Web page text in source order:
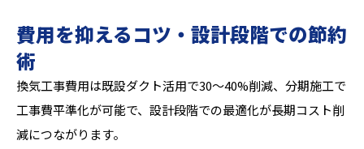
費用を抑えるコツ・設計段階での節約
術
換気工事費用は既設ダクト活用で30〜40%削減、分期施工で
工事費平準化が可能で、設計段階での最適化が長期コスト削
減につながります。